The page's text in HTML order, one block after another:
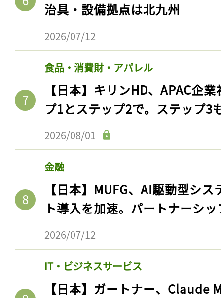
治具・設備拠点は北九州
2026/07/12
食品・消費財・アパレル
【日本】キリンHD、APAC企
プ1とステップ2で。ステップ3
2026/08/01
金融
【日本】MUFG、AI駆動型シ
ト導入を加速。パートナーシ
2026/07/12
IT・ビジネスサービス
【日本】ガートナー、Claude